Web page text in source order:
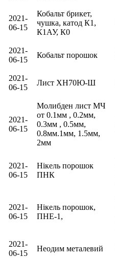
2021-
06-15
Кобальт брикет,
чушка, катод К1,
К1АУ, К0
2021-
06-15
Кобальт порошок
2021-
06-15
Лист ХН70Ю-Ш
2021-
06-15
Молибден лист МЧ
от 0.1мм , 0.2мм,
0.3мм , 0.5мм,
0.8мм.1мм, 1.5мм,
2мм
2021-
06-15
Нікель порошок
ПНК
2021-
06-15
Нікель порошок,
ПНЕ-1,
2021-
06-15
Неодим металевий